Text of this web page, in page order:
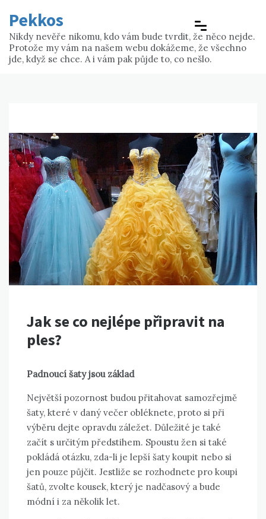
content
Pekkos
Nikdy nevěře nikomu, kdo vám bude tvrdit, že něco nejde.
Protože my vám na našem webu dokážeme, že všechno
jde, když se chce. A i vám pak půjde to, co nešlo.
Jak se co nejlépe připravit na
ples?
Padnoucí šaty jsou základ
Největší pozornost budou přitahovat samozřejmě
šaty, které v daný večer obléknete, proto si při
výběru dejte opravdu záležet. Důležité je také
začít s určitým předstihem. Spoustu žen si také
pokládá otázku, zda-li je lepší šaty koupit nebo si
jen pouze půjčit. Jestliže se rozhodnete pro koupi
šatů, zvolte kousek, který je nadčasový a bude
módní i za několik let.